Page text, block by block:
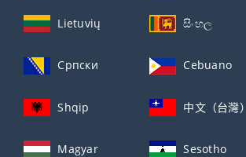
Lietuvių සිංහල
Српски Cebuano
Shqip 中文（台灣）
Magyar Sesotho